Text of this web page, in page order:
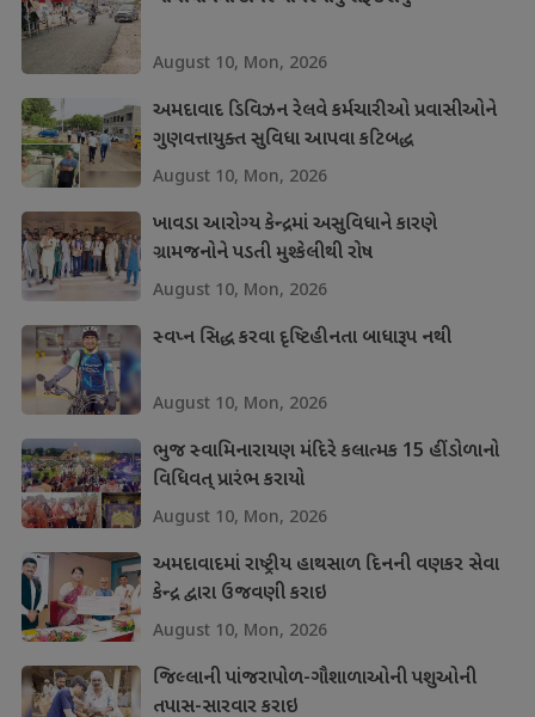
August 10, Mon, 2026
અમદાવાદ ડિવિઝન રેલવે કર્મચારીઓ પ્રવાસીઓને
ગુણવત્તાયુક્ત સુવિધા આપવા કટિબદ્ધ
August 10, Mon, 2026
ખાવડા આરોગ્ય કેન્દ્રમાં અસુવિધાને કારણે
ગ્રામજનોને પડતી મુશ્કેલીથી રોષ
August 10, Mon, 2026
સ્વપ્ન સિદ્ધ કરવા દૃષ્ટિહીનતા બાધારૂપ નથી
August 10, Mon, 2026
ભુજ સ્વામિનારાયણ મંદિરે કલાત્મક 15 હીંડોળાનો
વિધિવત્ પ્રારંભ કરાયો
August 10, Mon, 2026
અમદાવાદમાં રાષ્ટ્રીય હાથસાળ દિનની વણકર સેવા
કેન્દ્ર દ્વારા ઉજવણી કરાઇ
August 10, Mon, 2026
જિલ્લાની પાંજરાપોળ-ગૌશાળાઓની પશુઓની
તપાસ-સારવાર કરાઇ